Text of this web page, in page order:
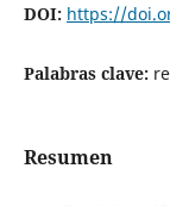
DOI: https://
Palabras clave:
Resumen